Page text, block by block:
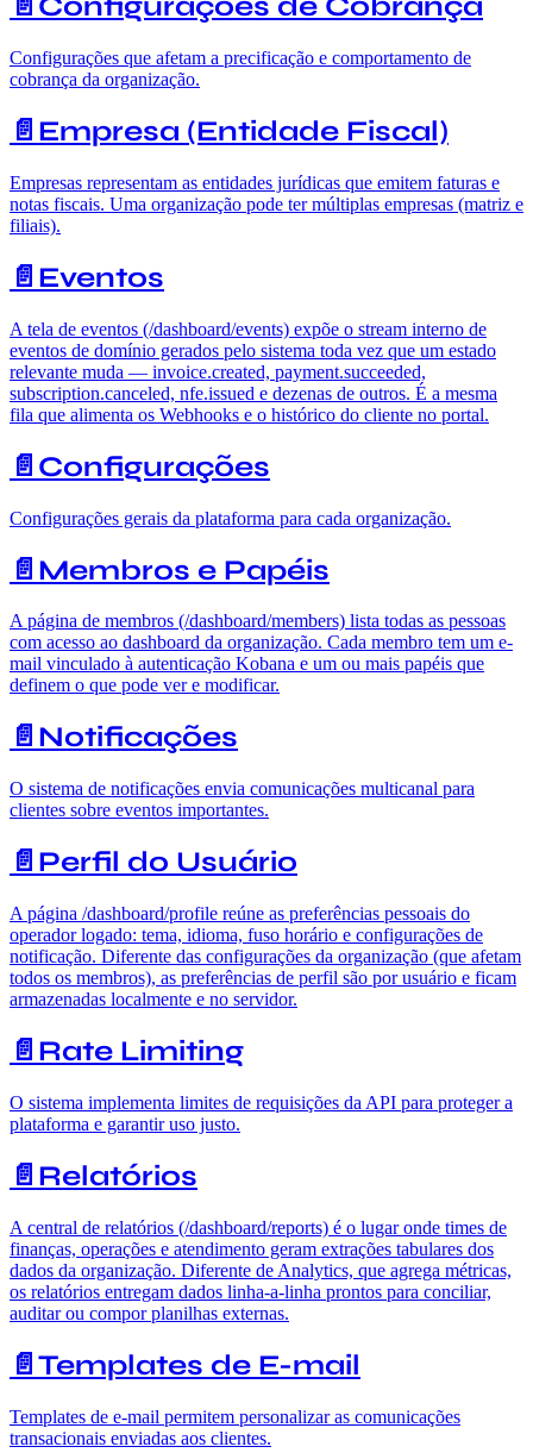
📄️ Configurações de Cobrança
Configurações que afetam a precificação e comportamento de
cobrança da organização.
📄️ Empresa (Entidade Fiscal)
Empresas representam as entidades jurídicas que emitem faturas e
notas fiscais. Uma organização pode ter múltiplas empresas (matriz e
filiais).
📄️ Eventos
A tela de eventos (/dashboard/events) expõe o stream interno de
eventos de domínio gerados pelo sistema toda vez que um estado
relevante muda — invoice.created, payment.succeeded,
subscription.canceled, nfe.issued e dezenas de outros. É a mesma
fila que alimenta os Webhooks e o histórico do cliente no portal.
📄️ Configurações
Configurações gerais da plataforma para cada organização.
📄️ Membros e Papéis
A página de membros (/dashboard/members) lista todas as pessoas
com acesso ao dashboard da organização. Cada membro tem um e-
mail vinculado à autenticação Kobana e um ou mais papéis que
definem o que pode ver e modificar.
📄️ Notificações
O sistema de notificações envia comunicações multicanal para
clientes sobre eventos importantes.
📄️ Perfil do Usuário
A página /dashboard/profile reúne as preferências pessoais do
operador logado: tema, idioma, fuso horário e configurações de
notificação. Diferente das configurações da organização (que afetam
todos os membros), as preferências de perfil são por usuário e ficam
armazenadas localmente e no servidor.
📄️ Rate Limiting
O sistema implementa limites de requisições da API para proteger a
plataforma e garantir uso justo.
📄️ Relatórios
A central de relatórios (/dashboard/reports) é o lugar onde times de
finanças, operações e atendimento geram extrações tabulares dos
dados da organização. Diferente de Analytics, que agrega métricas,
os relatórios entregam dados linha-a-linha prontos para conciliar,
auditar ou compor planilhas externas.
📄️ Templates de E-mail
Templates de e-mail permitem personalizar as comunicações
transacionais enviadas aos clientes.